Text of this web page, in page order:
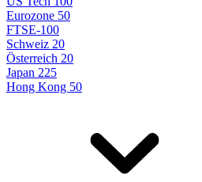
Eurozone 50
FTSE-100
Schweiz 20
Österreich 20
Japan 225
Hong Kong 50